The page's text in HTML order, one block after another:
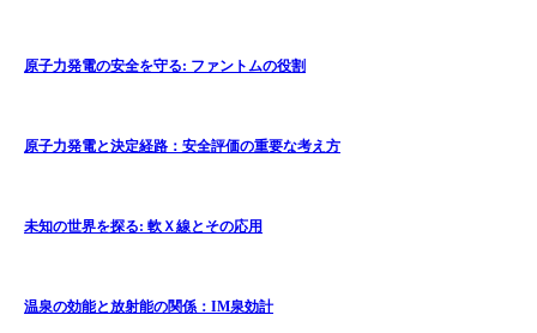
原子力発電の安全を守る: ファントムの役割
原子力発電と決定経路：安全評価の重要な考え方
未知の世界を探る: 軟Ｘ線とその応用
温泉の効能と放射能の関係：IM泉効計